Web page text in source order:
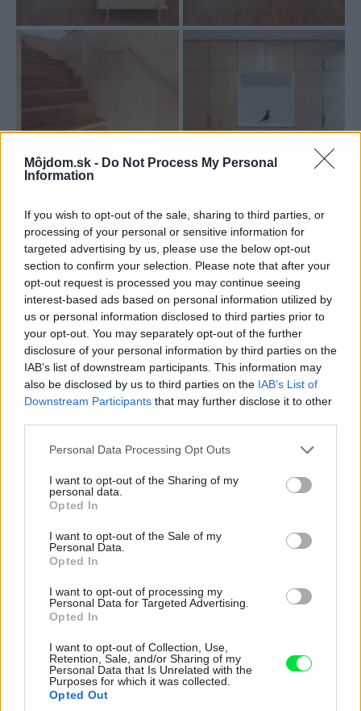
Môjdom.sk - Do Not Process My Personal
Information
If you wish to opt-out of the sale, sharing to third parties, or
processing of your personal or sensitive information for
targeted advertising by us, please use the below opt-out
section to confirm your selection. Please note that after your
opt-out request is processed you may continue seeing
interest-based ads based on personal information utilized by
us or personal information disclosed to third parties prior to
your opt-out. You may separately opt-out of the further
disclosure of your personal information by third parties on the
IAB’s list of downstream participants. This information may
also be disclosed by us to third parties on the IAB’s List of
Downstream Participants that may further disclose it to other
Please note that this website/app uses one or more Google
not limited to your visit or usage behaviour. You may click to
grant or deny consent to Google and its third-party tags to
use your data for below specified purposes in below Google
consent section.
Personal Data Processing Opt Outs
I want to opt-out of the Sharing of my
personal data.
Opted In
I want to opt-out of the Sale of my
Personal Data.
Opted In
I want to opt-out of processing my
Personal Data for Targeted Advertising.
Opted In
I want to opt-out of Collection, Use,
Retention, Sale, and/or Sharing of my
Personal Data that Is Unrelated with the
Purposes for which it was collected.
Opted Out
Sabína Zavarská
BoysPlayNice
Tagy: freedomky modulové domy